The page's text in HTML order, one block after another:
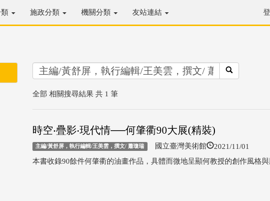
施政分類 機關分類 友站連結
全部 相關搜尋結果 共 1 筆
時空‧疊影‧現代情──何肇衢90大展(精裝)
主編/黃舒屏，執行編輯/王美雲，撰文/ 蕭瓊瑞 國立臺灣美術館 2021/11/01
本書收錄90餘件何肇衢的油畫作品，具體而微地呈顯何教授的創作風格